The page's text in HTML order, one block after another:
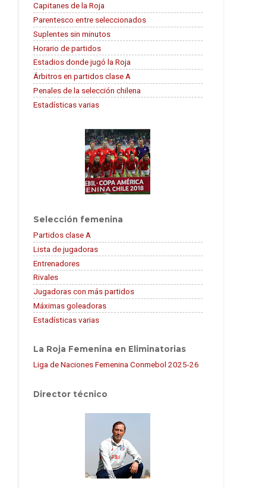
Capitanes de la Roja
Parentesco entre seleccionados
Suplentes sin minutos
Horario de partidos
Estadios donde jugó la Roja
Árbitros en partidos clase A
Penales de la selección chilena
Estadísticas varias
Selección femenina
Partidos clase A
Lista de jugadoras
Entrenadores
Rivales
Jugadoras con más partidos
Máximas goleadoras
Estadísticas varias
La Roja Femenina en Eliminatorias
Liga de Naciones Femenina Conmebol 2025-26
Director técnico